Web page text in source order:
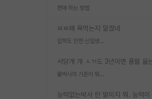
편애 하는 방법
ㅉㅉ왜 욕먹는지 알겠네
입학도 안한 신입생이 원래 관심을 받나요
물박사의 기준이 뭐임?